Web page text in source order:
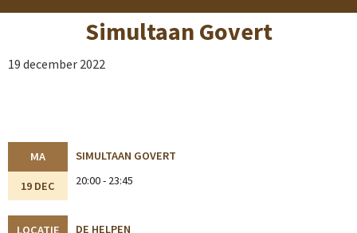
Simultaan Govert
19 december 2022
MA
19 DEC
SIMULTAAN GOVERT
20:00 - 23:45
LOCATIE DE HELPEN